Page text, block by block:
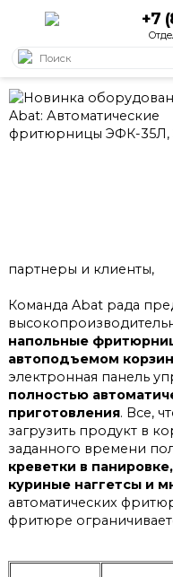
+7
партнеры и клиенты,
Команда Abat рада
напольные
автоподъемом
электронная панель
полностью
приготовления. Все,
загрузить продукт в
заданного времени
креветки в
куриные наггетсы и
автоматических
фритюре